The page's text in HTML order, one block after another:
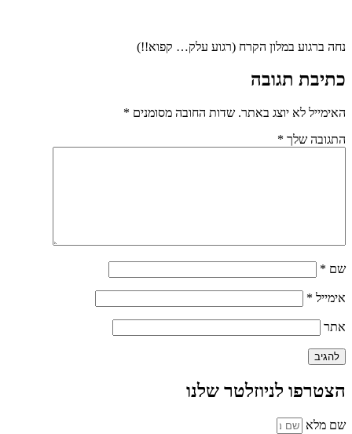
נחה ברגוע במלון הקרח (רגוע עלק… קפוא!!)
כתיבת תגובה
האימייל לא יוצג באתר. שדות החובה מסומנים *
התגובה שלך *
שם *
אימייל *
אתר
הצטרפו לניוזלטר שלנו
שם מלא